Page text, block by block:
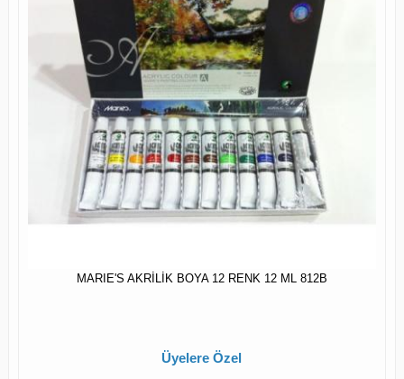
MARIE'S AKRİLİK BOYA 12 RENK 12 ML 812B
Üyelere Özel